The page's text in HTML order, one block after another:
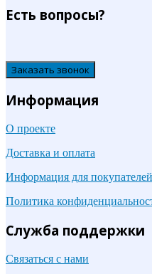
Есть вопросы?
Заказать звонок
Информация
О проекте
Доставка и оплата
Информация для покупателей
Политика
Служба поддержки
Связаться с нами